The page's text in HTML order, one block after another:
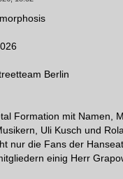
Berlin
Formation mit Namen,
Uli Kusch und
nur die Fans der
einig Herr